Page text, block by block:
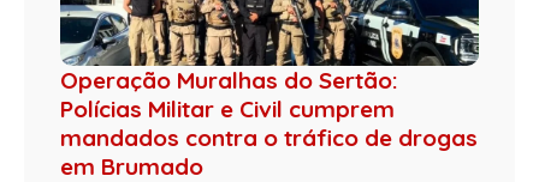
Operação Muralhas do Sertão:
Polícias Militar e Civil cumprem
mandados contra o tráfico de drogas
em Brumado